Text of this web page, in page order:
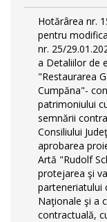
Hotărârea nr.
pentru
nr. 25/
a Detaliilor de
"Restaurarea
Cumpăna"-
patrimoniului
semnării
Consiliului
aprobarea
Artă "Rudolf
protejarea şi
parteneriatului
Naţionale şi a
contractuală,